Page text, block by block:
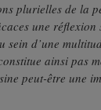
plurielles de la
une
sein d’une
ainsi pas
peut-être une